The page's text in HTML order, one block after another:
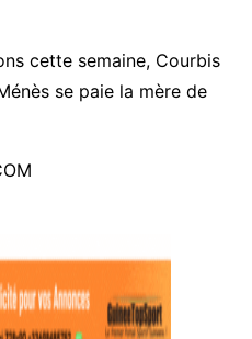
cette semaine, Courbis
se paie la mère de